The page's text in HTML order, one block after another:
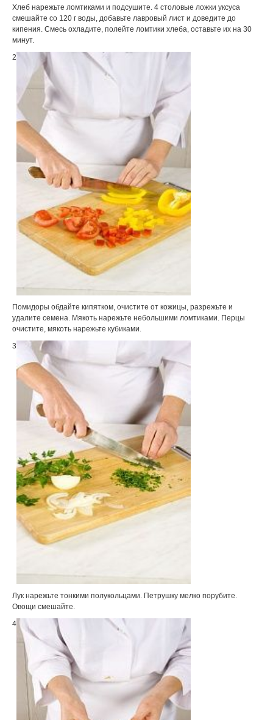
Хлеб нарежьте ломтиками и подсушите. 4 столовые ложки уксуса
смешайте со 120 г воды, добавьте лавровый лист и доведите до
кипения. Смесь охладите, полейте ломтики хлеба, оставьте их на 30
минут.
2
Помидоры обдайте кипятком, очистите от кожицы, разрежьте и
удалите семена. Мякоть нарежьте небольшими ломтиками. Перцы
очистите, мякоть нарежьте кубиками.
3
Лук нарежьте тонкими полукольцами. Петрушку мелко порубите.
Овощи смешайте.
4